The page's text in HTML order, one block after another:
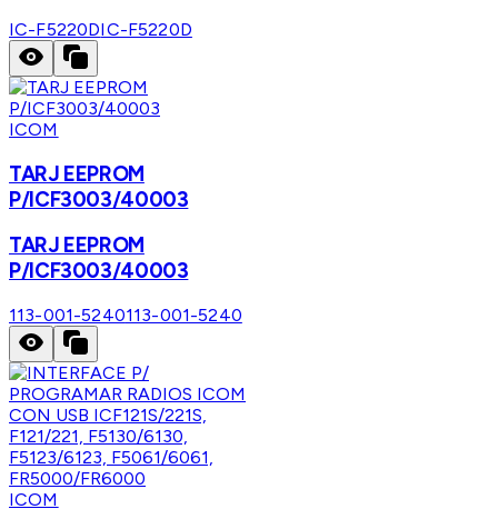
IC-F5220DIC-F5220D
ICOM
TARJ EEPROM
P/ICF3003/40003
TARJ EEPROM
P/ICF3003/40003
113-001-5240113-001-5240
ICOM